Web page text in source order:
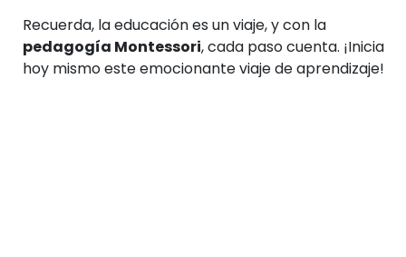
Recuerda, la educación es un viaje, y con la
pedagogía Montessori, cada paso cuenta. ¡Inicia
hoy mismo este emocionante viaje de aprendizaje!